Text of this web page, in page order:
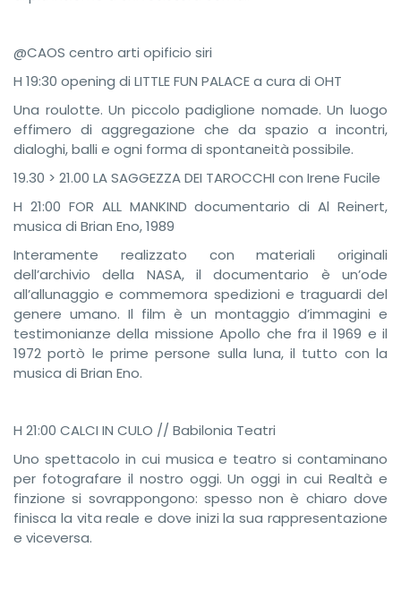
@CAOS centro arti opificio siri
H 19:30 opening di LITTLE FUN PALACE a cura di OHT
Una roulotte. Un piccolo padiglione nomade. Un luogo
effimero di aggregazione che da spazio a incontri,
dialoghi, balli e ogni forma di spontaneità possibile.
19.30 > 21.00 LA SAGGEZZA DEI TAROCCHI con Irene Fucile
H 21:00 FOR ALL MANKIND documentario di Al Reinert,
musica di Brian Eno, 1989
Interamente realizzato con materiali originali
dell’archivio della NASA, il documentario è un’ode
all’allunaggio e commemora spedizioni e traguardi del
genere umano. Il film è un montaggio d’immagini e
testimonianze della missione Apollo che fra il 1969 e il
1972 portò le prime persone sulla luna, il tutto con la
musica di Brian Eno.
H 21:00 CALCI IN CULO // Babilonia Teatri
Uno spettacolo in cui musica e teatro si contaminano
per fotografare il nostro oggi. Un oggi in cui Realtà e
finzione si sovrappongono: spesso non è chiaro dove
finisca la vita reale e dove inizi la sua rappresentazione
e viceversa.